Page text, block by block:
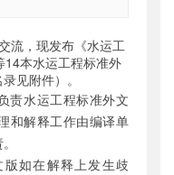
第39号
设计通则
流，现发布《水运工
14本水运工程标准外
见附件）。
责水运工程标准外文
和解释工作由编译单
如在解释上发生歧